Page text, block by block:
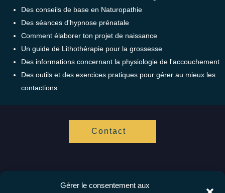
Gérer le consentement aux
Des conseils de base en Naturopathie
Des séances d'hypnose prénatale
Comment élaborer ton projet de naissance
Un guide de Lithothérapie pour la grossesse
Des informations concernant la physiologie de l'accouchement
Des outils et des exercices pratiques pour gérer au mieux les
contactions
Contact